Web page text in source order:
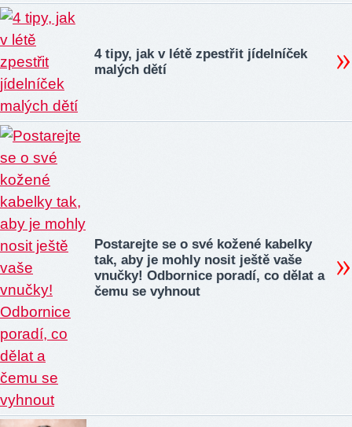
4 tipy, jak v létě zpestřit jídelníček
malých dětí
Postarejte se o své kožené kabelky
tak, aby je mohly nosit ještě vaše
vnučky! Odbornice poradí, co dělat a
čemu se vyhnout